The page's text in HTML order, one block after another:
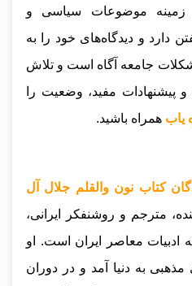
موضوعات سیاسی و
دارد و دیدگاه‌های خود را به
جامعه آگاه است و تلاش
پیشنهادات مفید، وضعیت را
یاب همراه باشید.
کتاب نون والقلم جلال آل
مترجم و روشنفکر ایرانی،
معاصر ایران است. او
مذهبی به دنیا آمد و در دوران